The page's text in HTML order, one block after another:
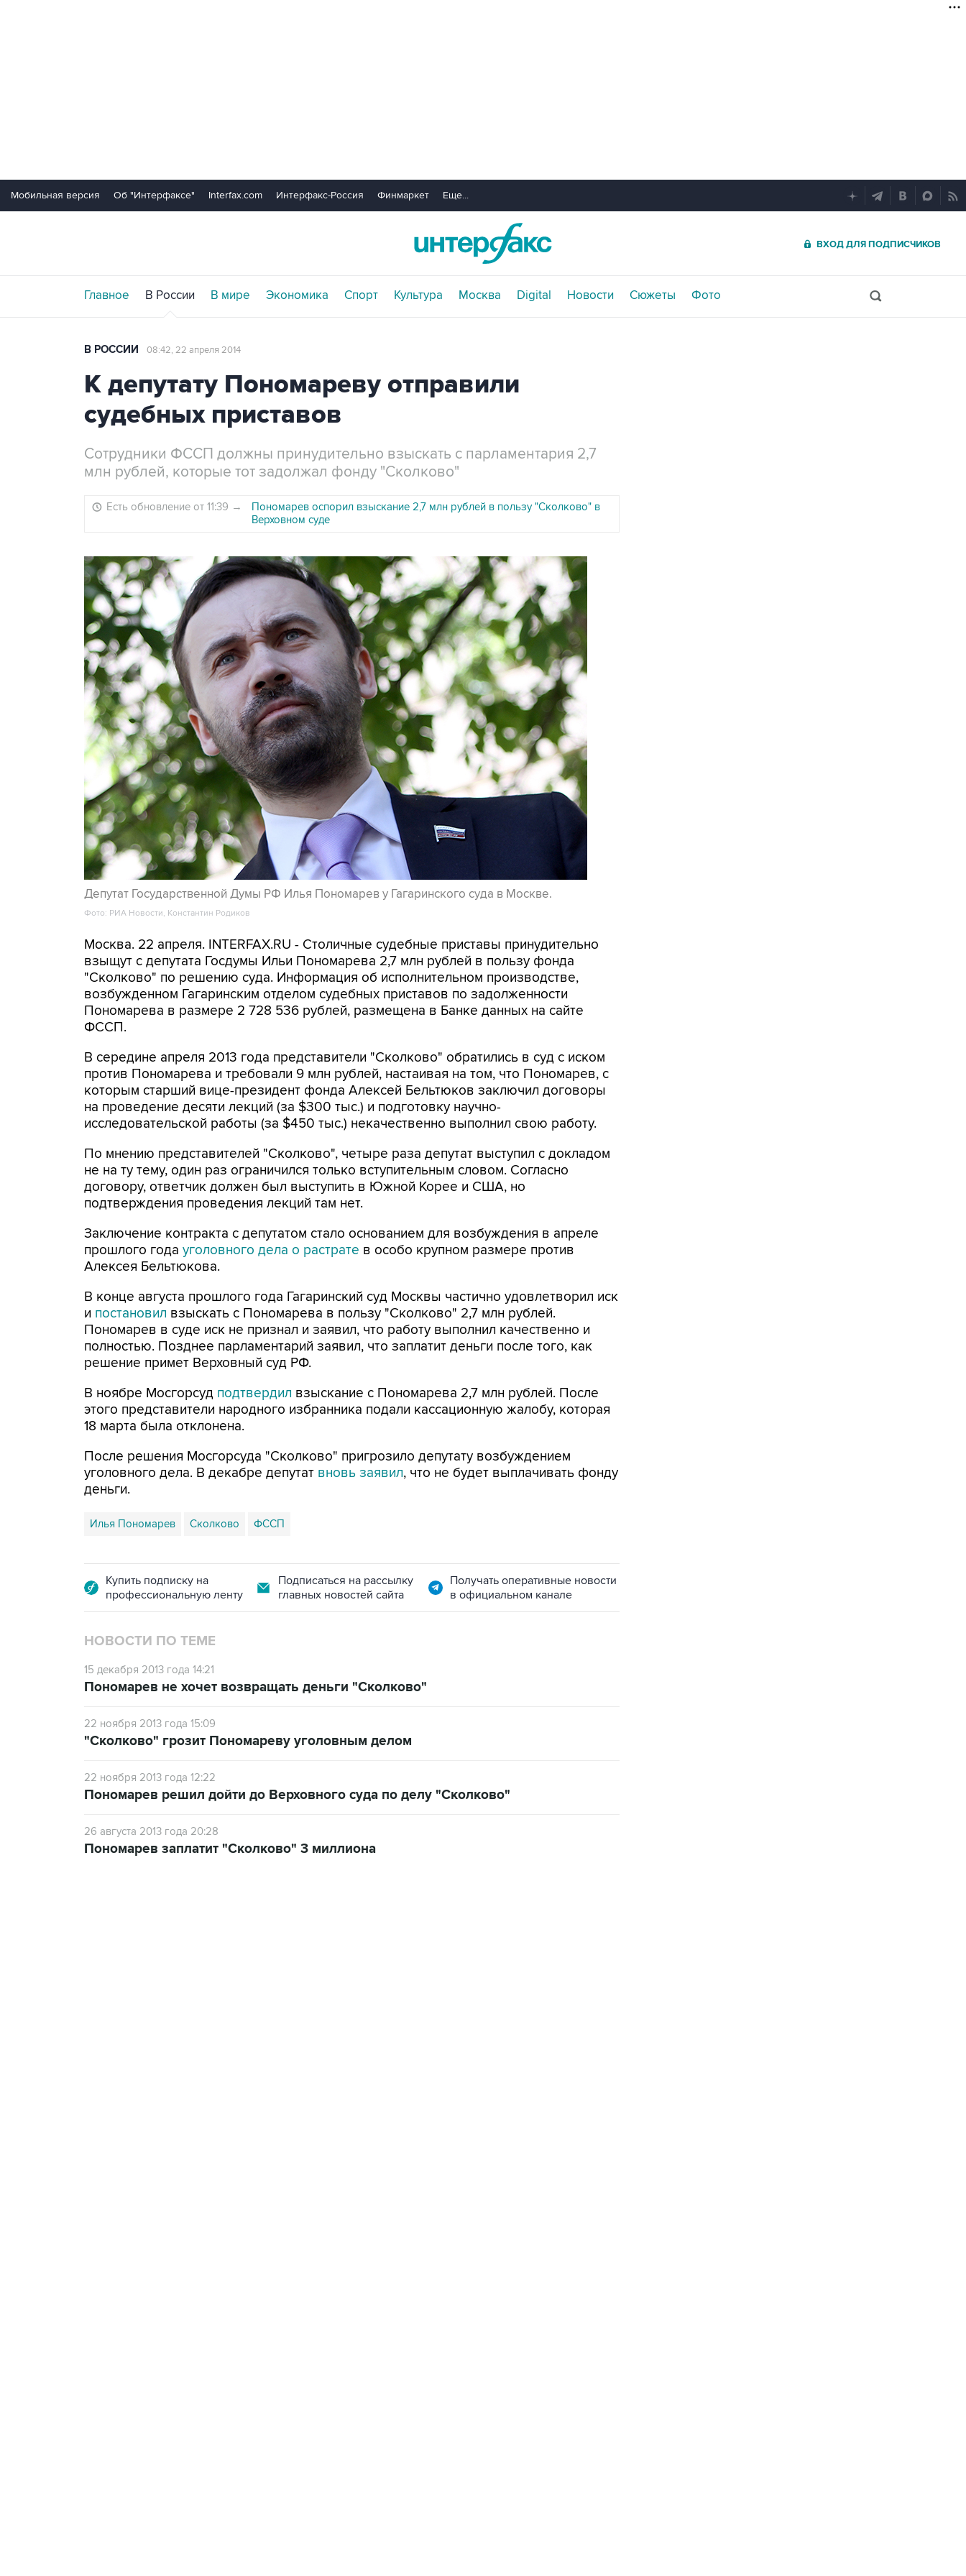
Мобильная версия Об "Интерфаксе" Interfax.com Интерфакс-Россия Финмаркет Еще...
ВХОД ДЛЯ ПОДПИСЧИКОВ
Главное В России В мире Экономика Спорт Культура Москва Digital Новости Сюжеты Фото
В РОССИИ 08:42, 22 апреля 2014
К депутату Пономареву отправили
судебных приставов
Сотрудники ФССП должны принудительно взыскать с парламентария 2,7
млн рублей, которые тот задолжал фонду "Сколково"
Есть обновление от 11:39 →
Пономарев оспорил взыскание 2,7 млн рублей в пользу "Сколково" в
Верховном суде
Депутат Государственной Думы РФ Илья Пономарев у Гагаринского суда в Москве.
Фото: РИА Новости, Константин Родиков
Москва. 22 апреля. INTERFAX.RU - Столичные судебные приставы принудительно
взыщут с депутата Госдумы Ильи Пономарева 2,7 млн рублей в пользу фонда
"Сколково" по решению суда. Информация об исполнительном производстве,
возбужденном Гагаринским отделом судебных приставов по задолженности
Пономарева в размере 2 728 536 рублей, размещена в Банке данных на сайте
ФССП.
В середине апреля 2013 года представители "Сколково" обратились в суд с иском
против Пономарева и требовали 9 млн рублей, настаивая на том, что Пономарев, с
которым старший вице-президент фонда Алексей Бельтюков заключил договоры
на проведение десяти лекций (за $300 тыс.) и подготовку научно-
исследовательской работы (за $450 тыс.) некачественно выполнил свою работу.
По мнению представителей "Сколково", четыре раза депутат выступил с докладом
не на ту тему, один раз ограничился только вступительным словом. Согласно
договору, ответчик должен был выступить в Южной Корее и США, но
подтверждения проведения лекций там нет.
Заключение контракта с депутатом стало основанием для возбуждения в апреле
прошлого года уголовного дела о растрате в особо крупном размере против
Алексея Бельтюкова.
В конце августа прошлого года Гагаринский суд Москвы частично удовлетворил иск
и постановил взыскать с Пономарева в пользу "Сколково" 2,7 млн рублей.
Пономарев в суде иск не признал и заявил, что работу выполнил качественно и
полностью. Позднее парламентарий заявил, что заплатит деньги после того, как
решение примет Верховный суд РФ.
В ноябре Мосгорсуд подтвердил взыскание с Пономарева 2,7 млн рублей. После
этого представители народного избранника подали кассационную жалобу, которая
18 марта была отклонена.
После решения Мосгорсуда "Сколково" пригрозило депутату возбуждением
уголовного дела. В декабре депутат вновь заявил, что не будет выплачивать фонду
деньги.
Илья Пономарев Сколково ФССП
Купить подписку на
профессиональную ленту
Подписаться на рассылку
главных новостей сайта
Получать оперативные новости
в официальном канале
НОВОСТИ ПО ТЕМЕ
15 декабря 2013 года 14:21
Пономарев не хочет возвращать деньги "Сколково"
22 ноября 2013 года 15:09
"Сколково" грозит Пономареву уголовным делом
22 ноября 2013 года 12:22
Пономарев решил дойти до Верховного суда по делу "Сколково"
26 августа 2013 года 20:28
Пономарев заплатит "Сколково" 3 миллиона